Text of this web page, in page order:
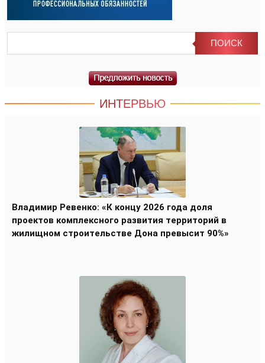
ИНТЕРВЬЮ
Владимир Ревенко: «К концу 2026 года доля
проектов комплексного развития территорий в
жилищном строительстве Дона превысит 90%»